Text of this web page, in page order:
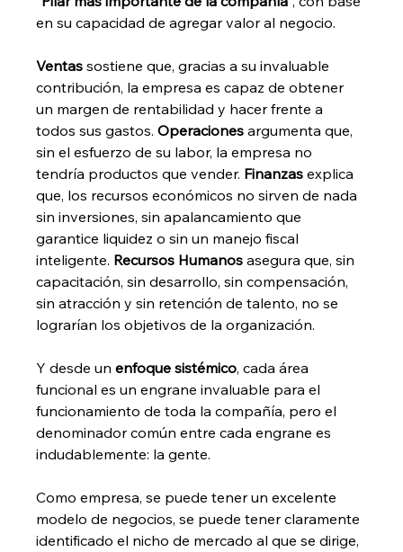
en su capacidad de agregar valor al negocio.
Ventas sostiene que, gracias a su invaluable
contribución, la empresa es capaz de obtener
un margen de rentabilidad y hacer frente a
todos sus gastos. Operaciones argumenta que,
sin el esfuerzo de su labor, la empresa no
tendría productos que vender. Finanzas explica
que, los recursos económicos no sirven de nada
sin inversiones, sin apalancamiento que
garantice liquidez o sin un manejo fiscal
inteligente. Recursos Humanos asegura que, sin
capacitación, sin desarrollo, sin compensación,
sin atracción y sin retención de talento, no se
lograrían los objetivos de la organización.
Y desde un enfoque sistémico, cada área
funcional es un engrane invaluable para el
funcionamiento de toda la compañía, pero el
denominador común entre cada engrane es
indudablemente: la gente.
Como empresa, se puede tener un excelente
modelo de negocios, se puede tener claramente
identificado el nicho de mercado al que se dirige,